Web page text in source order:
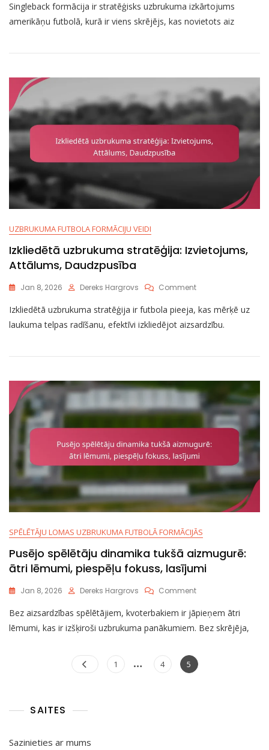
Formācija:
Skriešanas
Elastība,
Singleback formācija ir stratēģisks uzbrukuma izkārtojums
amerikāņu futbolā, kurā ir viens skrējējs, kas novietots aiz
UZBRUKUMA FUTBOLA FORMĀCIJU VEIDI
Izkliedētā uzbrukuma stratēģija: Izvietojums,
Attālums, Daudzpusība
Jan 8, 2026 Dereks Hargrovs CommentOn
Uzbrukuma
Stratēģija:
Daudzpusība
Izkliedētā uzbrukuma stratēģija ir futbola pieeja, kas mērķē uz
laukuma telpas radīšanu, efektīvi izkliedējot aizsardzību.
SPĒLĒTĀJU LOMAS UZBRUKUMA FUTBOLĀ FORMĀCIJĀS
Pusējo spēlētāju dinamika tukšā aizmugurē:
ātri lēmumi, piespēļu fokuss, lasījumi
Jan 8, 2026 Dereks Hargrovs CommentOn
Spēlētāju
Dinamika
Ātri
Lēmumi,
Bez aizsardzības spēlētājiem, kvoterbakiem ir jāpieņem ātri
lēmumi, kas ir izšķiroši uzbrukuma panākumiem. Bez skrējēja,
Posts
pagination
Page
1 … Page
4 Page
5
SAITES
Sazinieties ar mums